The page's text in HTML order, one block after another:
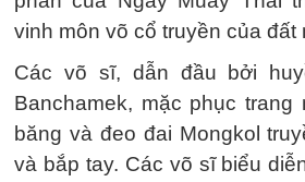
vinh môn võ cổ truyền của đất
Các võ sĩ, dẫn đầu bởi
Banchamek, mặc phục trang
băng và đeo đai Mongkol
và bắp tay. Các võ sĩ biểu